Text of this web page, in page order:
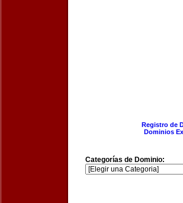
Registro de
Dominios
Categorías de Dominio: